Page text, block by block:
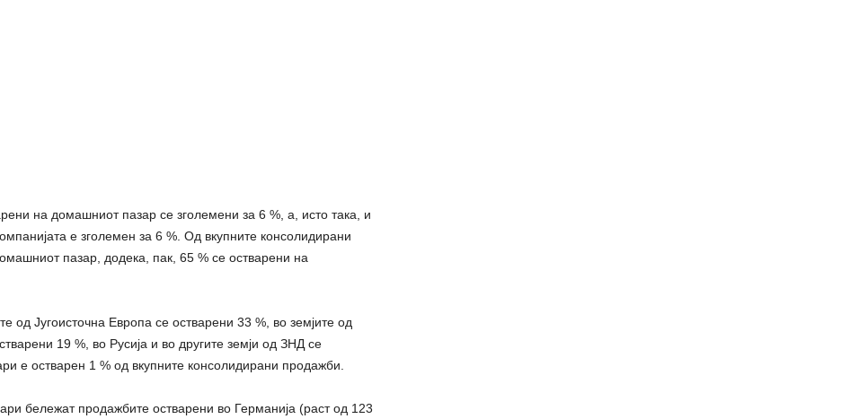
на домашниот пазар се зголемени за 6 %, а, исто така, и
е зголемен за 6 %. Од вкупните консолидирани
пазар, додека, пак, 65 % се остварени на
од Југоисточна Европа се остварени 33 %, во земјите од
19 %, во Русија и во другите земји од ЗНД се
е остварен 1 % од вкупните консолидирани продажби.
бележат продажбите остварени во Германија (раст од 123